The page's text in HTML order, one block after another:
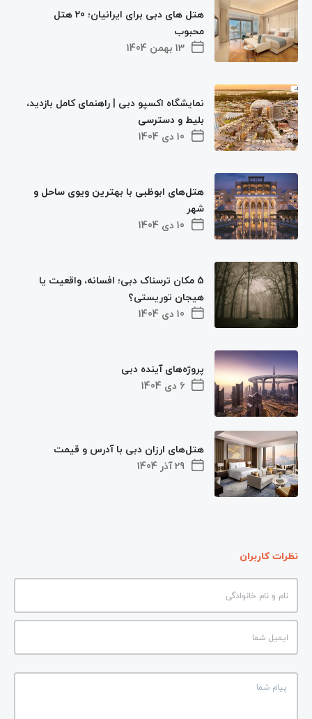
13 بهمن 1404
هتل های دبی برای ایرانیان؛ 20 هتل
محبوب
10 دی 1404
نمایشگاه اکسپو دبی | راهنمای کامل بازدید،
بلیط و دسترسی
10 دی 1404
هتل‌های ابوظبی با بهترین ویوی ساحل و
شهر
10 دی 1404
5 مکان‌ ترسناک دبی؛ افسانه، واقعیت یا
هیجان توریستی؟
6 دی 1404
پروژه‌های آینده دبی
29 آذر 1404
هتل‌های ارزان دبی با آدرس و قیمت
نظرات کاربران